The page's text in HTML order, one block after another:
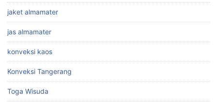
jaket almamater
jas almamater
konveksi kaos
Konveksi Tangerang
Toga Wisuda